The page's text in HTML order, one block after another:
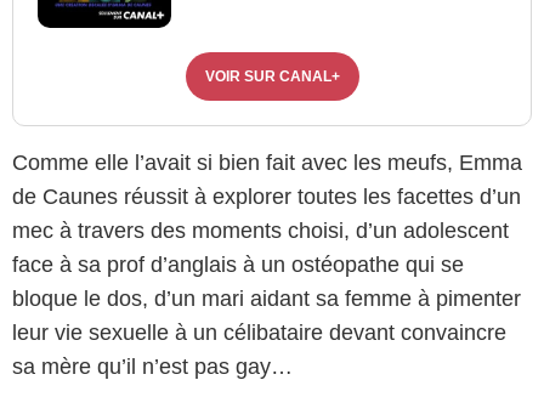
VOIR SUR CANAL+
Comme elle l’avait si bien fait avec les meufs, Emma
de Caunes réussit à explorer toutes les facettes d’un
mec à travers des moments choisi, d’un adolescent
face à sa prof d’anglais à un ostéopathe qui se
bloque le dos, d’un mari aidant sa femme à pimenter
leur vie sexuelle à un célibataire devant convaincre
sa mère qu’il n’est pas gay…